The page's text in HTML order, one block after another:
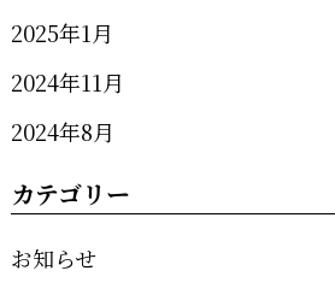
2025年1月
2024年11月
2024年8月
カテゴリー
お知らせ